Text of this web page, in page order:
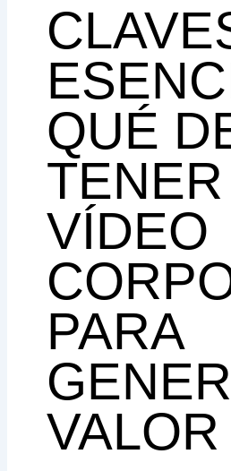
QUÉ
VÍDEO
PARA
VALOR